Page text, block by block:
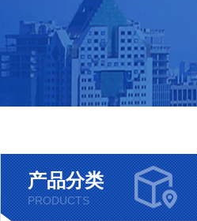
产品分类
PRODUCTS